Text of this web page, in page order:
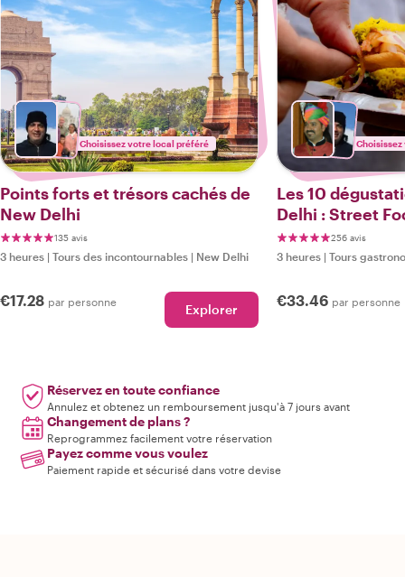
Choisissez votre local préféré
Points forts et trésors cachés de
New Delhi
135 avis
3 heures | Tours des incontournables | New Delhi
€17.28 par personne Explorer
Les 10
Delhi : Street
256 avis
3 heures | Tours
€33.46 par personne
Réservez en toute confiance
Annulez et obtenez un remboursement jusqu'à 7 jours avant
Changement de plans ?
Reprogrammez facilement votre réservation
Payez comme vous voulez
Paiement rapide et sécurisé dans votre devise